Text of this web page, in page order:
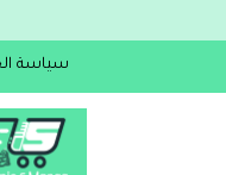
سياسة